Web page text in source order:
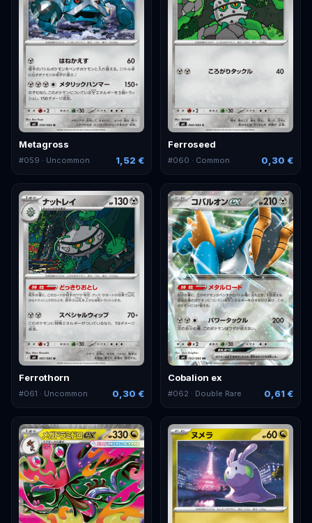
Metagross
#059 · Uncommon 1,52 €
Ferroseed
#060 · Common 0,30 €
Ferrothorn
#061 · Uncommon 0,30 €
Cobalion ex
#062 · Double Rare 0,61 €